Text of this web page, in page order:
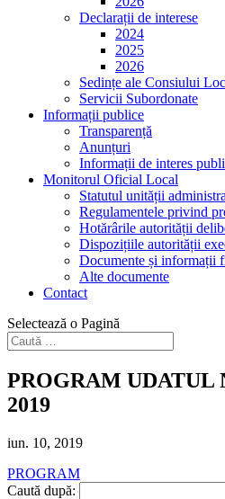
Declarații de interese
2024
2025
2026
Sedințe ale Consiului
Servicii Subordonate
Informații publice
Transparență
Anunțuri
Informații de interes
Monitorul Oficial Local
Statutul unității
Regulamentele privind
Hotărârile autorității
Dispozițiile autorității
Documente și informații
Alte documente
Contact
Selectează o Pagină
PROGRAM UDATUL
2019
iun. 10, 2019
PROGRAM
Caută după: